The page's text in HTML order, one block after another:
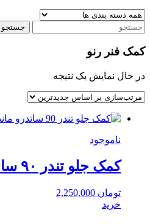
جستجو
کمک فنر رنو
در حال نمایش یک نتیجه
ناموجود
کمک جلو تندر ۹۰ ساندرو ماندو اصلی
تومان
خرید